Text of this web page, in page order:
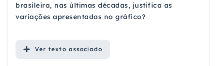
brasileira, nas últimas décadas, justifica as
variações apresentadas no gráfico?
Ver texto associado